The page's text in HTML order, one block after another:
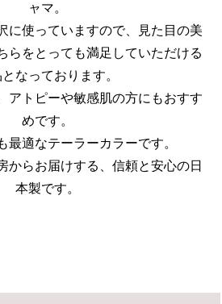
ャマ。
に使っていますので、見た目の美
らをとっても満足していただける
なっております。
アトピーや敏感肌の方にもおすす
めです。
最適なテーラーカラーです。
からお届けする、信頼と安心の日
本製です。